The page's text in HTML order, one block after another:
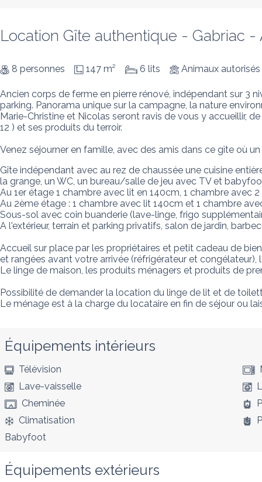
Location Gîte authentique - Gabriac -
8 personnes 147 m² 6 lits Animaux autorisés
Ancien corps de ferme en pierre rénové, indépendant sur 3
parking. Panorama unique sur la campagne, la nature
Marie-Christine et Nicolas seront ravis de vous y accueillir,
12 ) et ses produits du terroir.
Venez séjourner en famille, avec des amis dans ce gîte où
Gîte indépendant avec au rez de chaussée une cuisine
la grange, un WC, un bureau/salle de jeu avec TV et
Au 1er étage 1 chambre avec lit en 140cm, 1 chambre avec
Au 2ème étage : 1 chambre avec lit 140cm et 1 chambre
Sous-sol avec coin buanderie (lave-linge, frigo
A l'extérieur, terrain et parking privatifs, salon de jardin,
Accueil sur place par les propriétaires et petit cadeau de
et rangées avant votre arrivée (réfrigérateur et
Le linge de maison, les produits ménagers et produits de
Possibilité de demander la location du linge de lit et de
Le ménage est à la charge du locataire en fin de séjour ou
Équipements intérieurs
Télévision
Lave-vaisselle
Cheminée
Climatisation
Babyfoot
Équipements extérieurs